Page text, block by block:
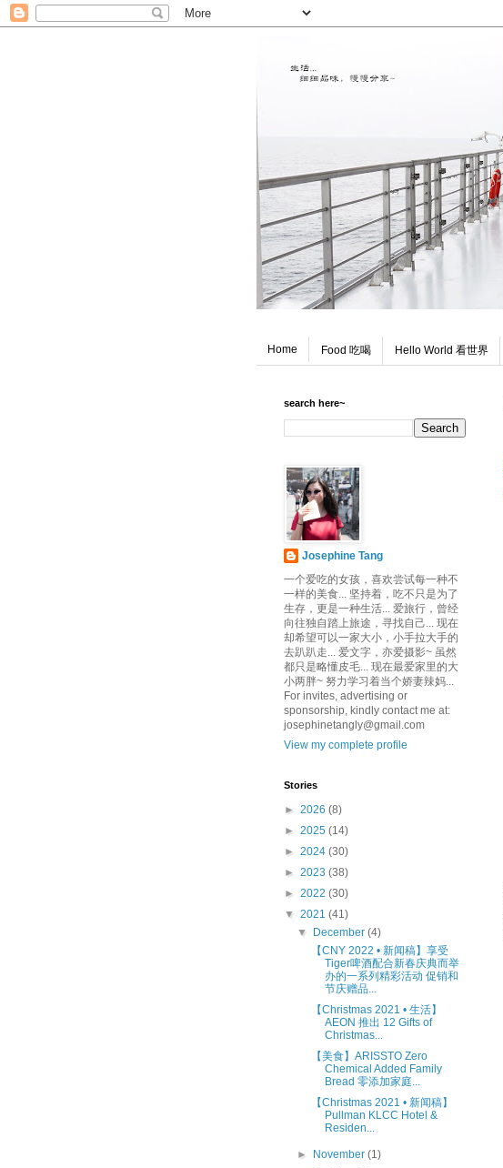
Home Food 吃喝 Hello World 看世界
search here~
Josephine Tang
一个爱吃的女孩，喜欢尝试每一种不
一样的美食... 坚持着，吃不只是为了
生存，更是一种生活... 爱旅行，曾经
向往独自踏上旅途，寻找自己... 现在
却希望可以一家大小，小手拉大手的
去趴趴走... 爱文字，亦爱摄影~ 虽然
都只是略懂皮毛... 现在最爱家里的大
小两胖~ 努力学习着当个娇妻辣妈...
For invites, advertising or
sponsorship, kindly contact me at:
josephinetangly@gmail.com
View my complete profile
Stories
► 2026 (8)
► 2025 (14)
► 2024 (30)
► 2023 (38)
► 2022 (30)
▼ 2021 (41)
▼
December(4)
【CNY 2022 • 新闻稿】享受
Tiger啤酒配合新春庆典而举
办的一系列精彩活动 促销和
节庆赠品...
【Christmas 2021 • 生活】
AEON 推出 12 Gifts of
Christmas...
【美食】ARISSTO Zero
Chemical Added Family
Bread 零添加家庭...
【Christmas 2021 • 新闻稿】
Pullman KLCC Hotel &
Residen...
► November(1)